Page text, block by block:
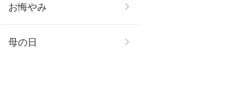
お悔やみ
母の日